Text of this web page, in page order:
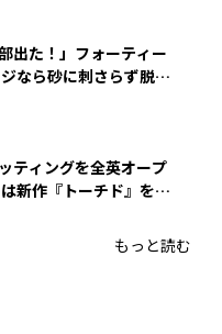
出た！」フォーティー
なら砂に刺さらず脱出
ティングを全英オープ
新作『トーチド』を投
もっと読む